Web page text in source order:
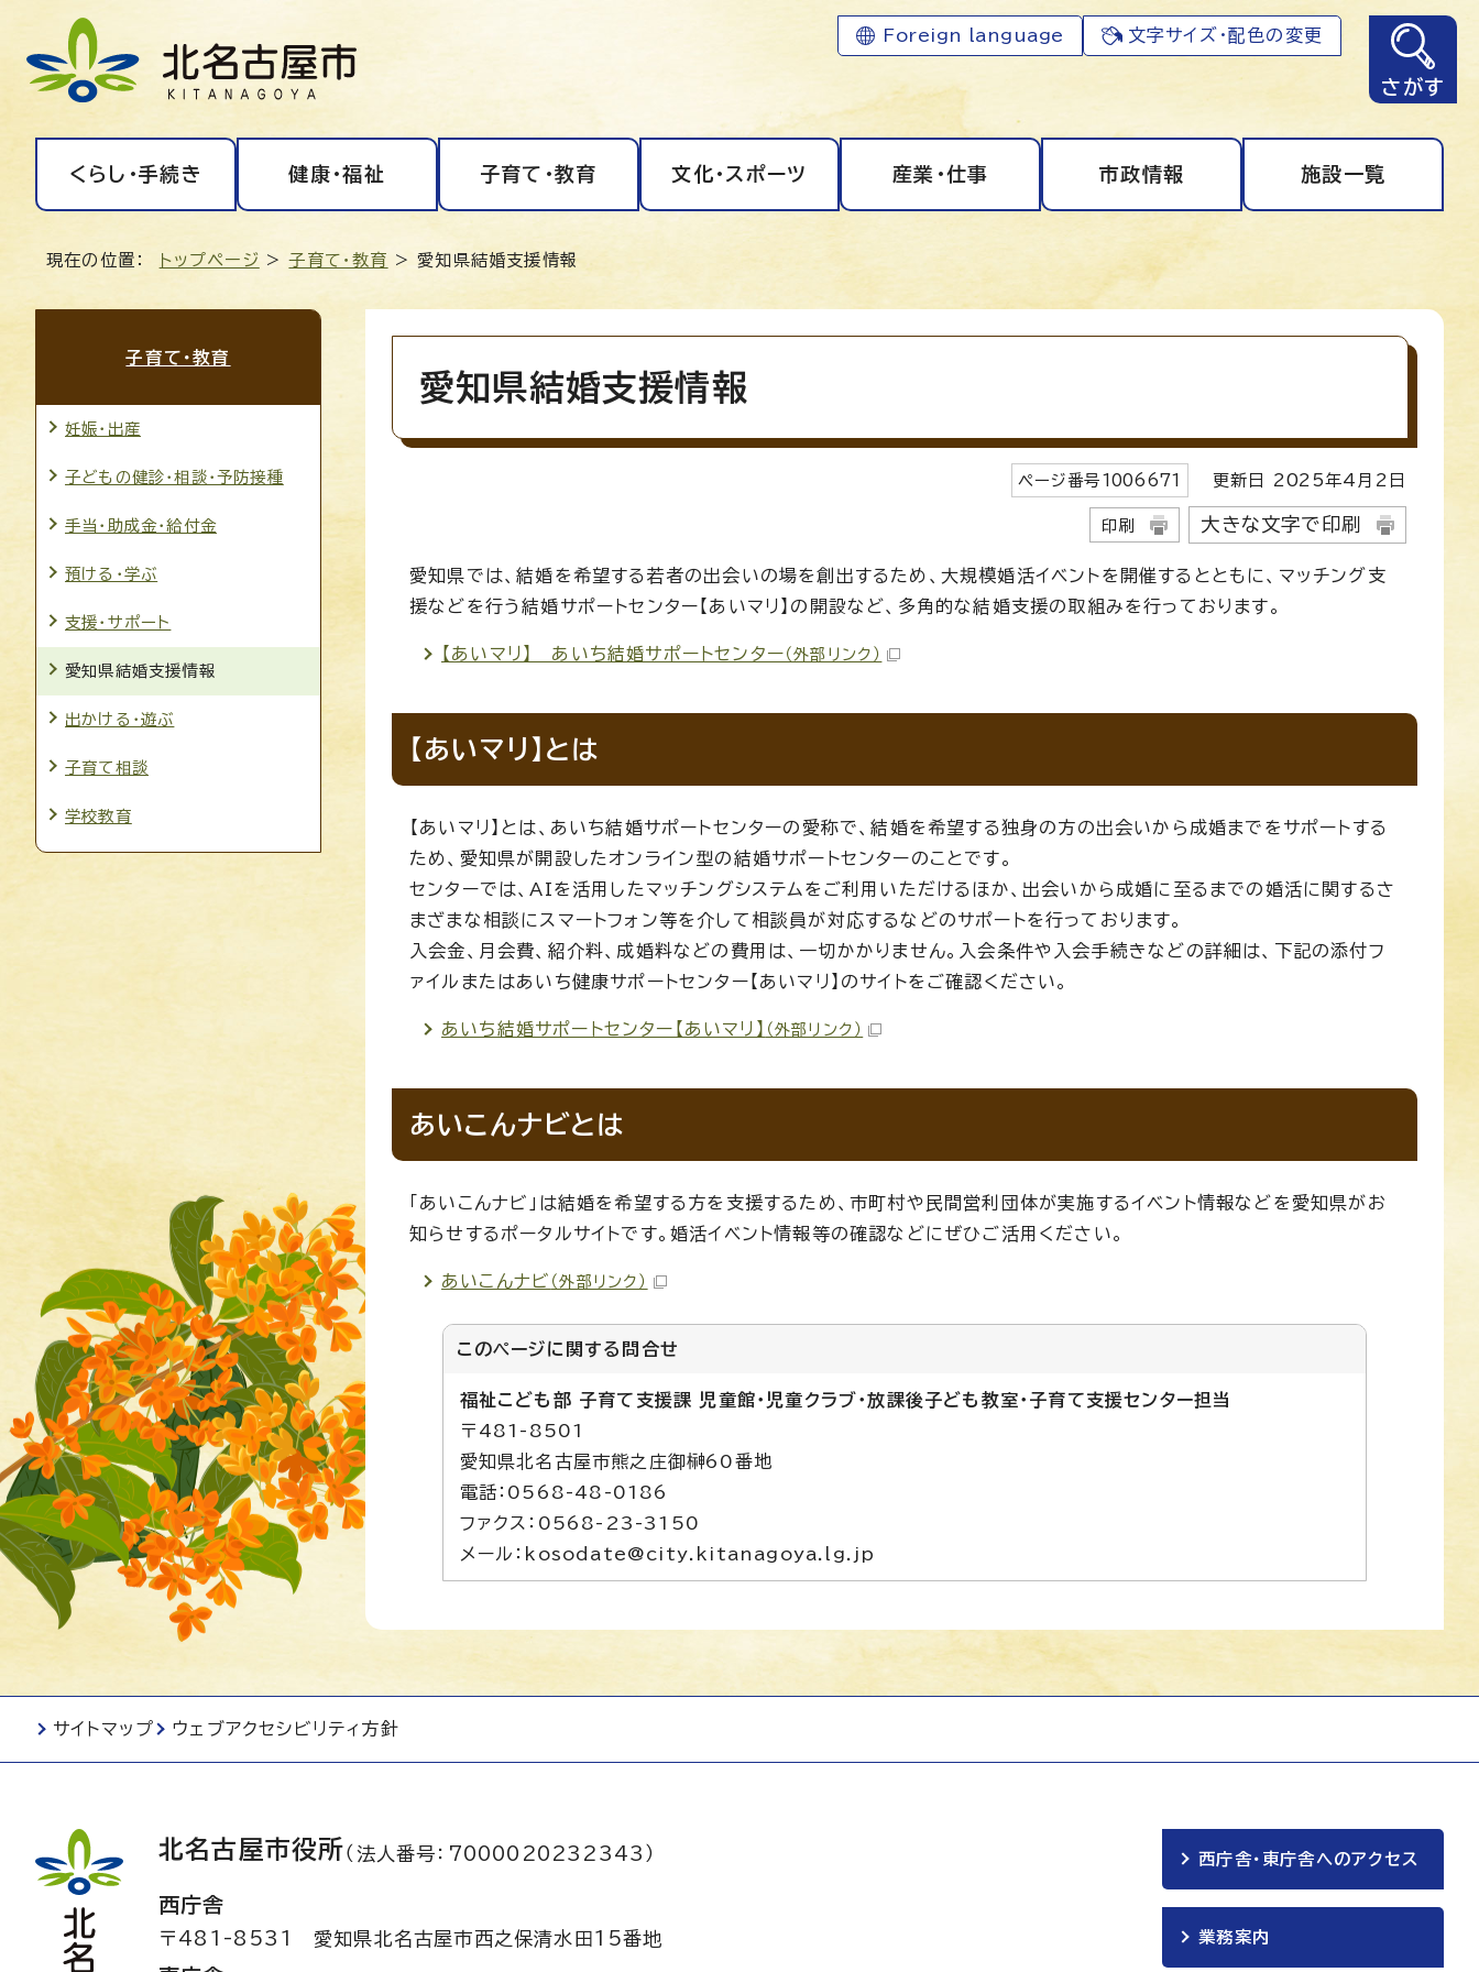
Foreign language 文字サイズ・配色の変更
さがす
くらし・手続き 健康・福祉 子育て・教育 文化・スポーツ 産業・仕事 市政情報 施設一覧
現在の位置： トップページ >子育て・教育 > 愛知県結婚支援情報
愛知県結婚支援情報
ページ番号 1006671 更新日 2025年4月2日
印刷 大きな文字で印刷
愛知県では、結婚を希望する若者の出会いの場を創出するため、大規模婚活イベントを開催するとともに、マッチング支
援などを行う結婚サポートセンター【あいマリ】の開設など、多角的な結婚支援の取組みを行っております。
【あいマリ】 あいち結婚サポートセンター （外部リンク）
【あいマリ】とは
【あいマリ】とは、あいち結婚サポートセンターの愛称で、結婚を希望する独身の方の出会いから成婚までをサポートする
ため、愛知県が開設したオンライン型の結婚サポートセンターのことです。
センターでは、AIを活用したマッチングシステムをご利用いただけるほか、出会いから成婚に至るまでの婚活に関するさ
まざまな相談にスマートフォン等を介して相談員が対応するなどのサポートを行っております。
入会金、月会費、紹介料、成婚料などの費用は、一切かかりません。入会条件や入会手続きなどの詳細は、下記の添付フ
ァイルまたはあいち健康サポートセンター【あいマリ】のサイトをご確認ください。
あいち結婚サポートセンター【あいマリ】 （外部リンク）
あいこんナビとは
「あいこんナビ」は結婚を希望する方を支援するため、市町村や民間営利団体が実施するイベント情報などを愛知県がお
知らせするポータルサイトです。婚活イベント情報等の確認などにぜひご活用ください。
あいこんナビ （外部リンク）
このページに関する 問合せ
福祉こども部 子育て支援課 児童館・児童クラブ・放課後子ども教室・子育て支援センター担当
〒481-8501
愛知県北名古屋市熊之庄御榊60番地
電話：0568-48-0186
ファクス：0568-23-3150
メール：kosodate@city.kitanagoya.lg.jp
子育て・教育
妊娠・出産
子どもの健診・相談・予防接種
手当・助成金・給付金
預ける・学ぶ
支援・サポート
愛知県結婚支援情報
出かける・遊ぶ
子育て相談
学校教育
サイトマップ ウェブアクセシビリティ方針
北名古屋市役所（法人番号：7000020232343）
西庁舎
〒481-8531 愛知県北名古屋市西之保清水田15番地
西庁舎・東庁舎へのアクセス
業務案内